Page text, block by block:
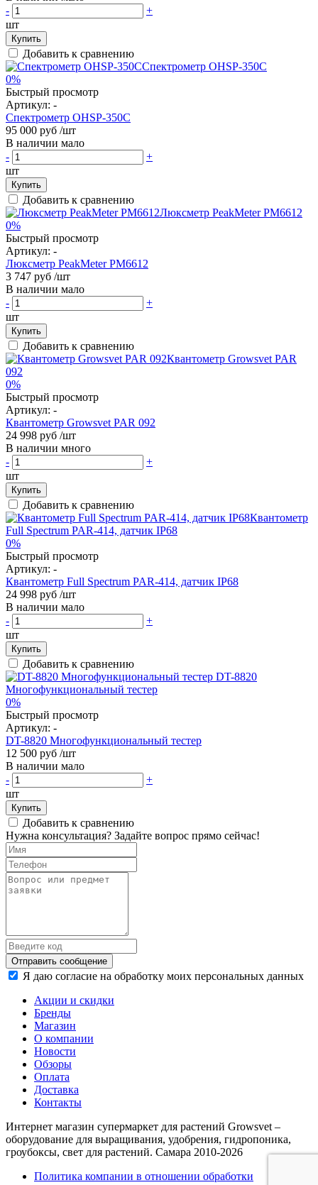
-
+
шт
Купить
Добавить к сравнению
0%
Быстрый просмотр
Артикул: -
Спектрометр OHSP-350C
95 000 руб /шт
В наличии мало
-
+
шт
Купить
Добавить к сравнению
0%
Быстрый просмотр
Артикул: -
Люксметр PeakMeter PM6612
3 747 руб /шт
В наличии мало
-
+
шт
Купить
Добавить к сравнению
0%
Быстрый просмотр
Артикул: -
Квантометр Growsvet PAR 092
24 998 руб /шт
В наличии много
-
+
шт
Купить
Добавить к сравнению
0%
Быстрый просмотр
Артикул: -
Квантометр Full Spectrum PAR-414, датчик IP68
24 998 руб /шт
В наличии мало
-
+
шт
Купить
Добавить к сравнению
0%
Быстрый просмотр
Артикул: -
DT-8820 Многофункциональный тестер
12 500 руб /шт
В наличии мало
-
+
шт
Купить
Добавить к сравнению
Нужна консультация? Задайте вопрос прямо сейчас!
Отправить сообщение
Я даю согласие на обработку моих персональных данных
Акции и скидки
Бренды
Магазин
О компании
Новости
Обзоры
Оплата
Доставка
Контакты
Интернет магазин супермаркет для растений Growsvet –
оборудование для выращивания, удобрения, гидропоника,
гроубоксы, свет для растений. Самара 2010-2026
Политика компании в отношении обработки